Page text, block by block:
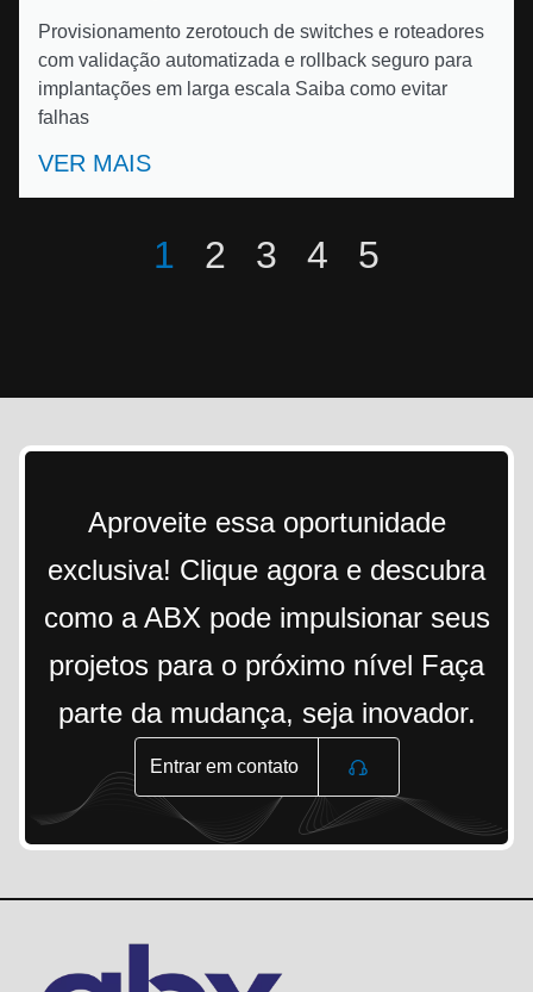
Provisionamento zerotouch de switches e roteadores
com validação automatizada e rollback seguro para
implantações em larga escala Saiba como evitar
falhas
VER MAIS
1 2 3 4 5
Aproveite essa oportunidade
exclusiva! Clique agora e descubra
como a ABX pode impulsionar seus
projetos para o próximo nível Faça
parte da mudança, seja inovador.
Entrar em contato